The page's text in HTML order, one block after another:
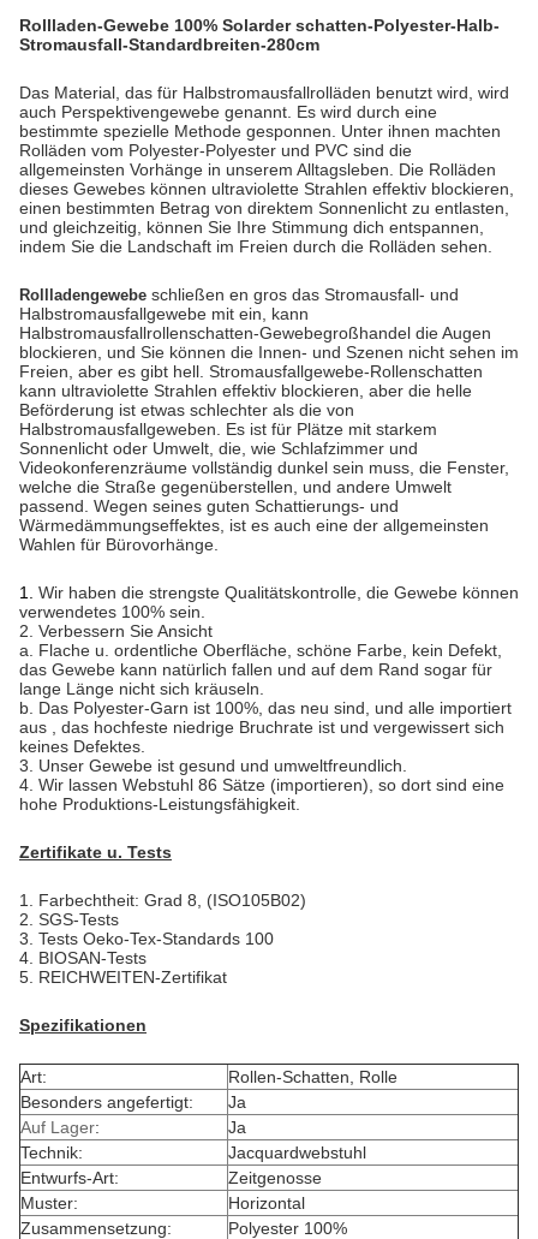
Rollladen-Gewebe 100% Solarder schatten-Polyester-Halb-
Stromausfall-Standardbreiten-280cm
Das Material, das für Halbstromausfallrolläden benutzt wird, wird
auch Perspektivengewebe genannt. Es wird durch eine
bestimmte spezielle Methode gesponnen. Unter ihnen machten
Rolläden vom Polyester-Polyester und PVC sind die
allgemeinsten Vorhänge in unserem Alltagsleben. Die Rolläden
dieses Gewebes können ultraviolette Strahlen effektiv blockieren,
einen bestimmten Betrag von direktem Sonnenlicht zu entlasten,
und gleichzeitig, können Sie Ihre Stimmung dich entspannen,
indem Sie die Landschaft im Freien durch die Rolläden sehen.
Rollladengewebe schließen en gros das Stromausfall- und
Halbstromausfallgewebe mit ein , kann
Halbstromausfallrollenschatten-Gewebegroßhandel die Augen
blockieren, und Sie können die Innen- und Szenen nicht sehen im
Freien, aber es gibt hell. Stromausfallgewebe-Rollenschatten
kann ultraviolette Strahlen effektiv blockieren, aber die helle
Beförderung ist etwas schlechter als die von
Halbstromausfallgeweben. Es ist für Plätze mit starkem
Sonnenlicht oder Umwelt, die, wie Schlafzimmer und
Videokonferenzräume vollständig dunkel sein muss, die Fenster,
welche die Straße gegenüberstellen, und andere Umwelt
passend. Wegen seines guten Schattierungs- und
Wärmedämmungseffektes, ist es auch eine der allgemeinsten
Wahlen für Bürovorhänge.
1. Wir haben die strengste Qualitätskontrolle, die Gewebe können
verwendetes 100% sein.
2. Verbessern Sie Ansicht
a. Flache u. ordentliche Oberfläche, schöne Farbe, kein Defekt,
das Gewebe kann natürlich fallen und auf dem Rand sogar für
lange Länge nicht sich kräuseln.
b. Das Polyester-Garn ist 100%, das neu sind, und alle importiert
aus , das hochfeste niedrige Bruchrate ist und vergewissert sich
keines Defektes.
3. Unser Gewebe ist gesund und umweltfreundlich.
4. Wir lassen Webstuhl 86 Sätze (importieren), so dort sind eine
hohe Produktions-Leistungsfähigkeit.
Zertifikate u. Tests
1. Farbechtheit: Grad 8, (ISO105B02)
2. SGS-Tests
3. Tests Oeko-Tex-Standards 100
4. BIOSAN-Tests
5. REICHWEITEN-Zertifikat
Spezifikationen
Art:
Rollen-Schatten, Rolle
Besonders angefertigt:
Ja
Auf Lager:
Ja
Technik:
Jacquardwebstuhl
Entwurfs-Art:
Zeitgenosse
Muster:
Horizontal
Zusammensetzung:
Polyester 100%